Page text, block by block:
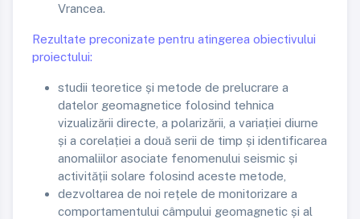
Vrancea.
Rezultate preconizate pentru atingerea obiectivului
proiectului:
studii teoretice și metode de prelucrare a
datelor geomagnetice folosind tehnica
vizualizării directe, a polarizării, a variației diurne
și a corelației a două serii de timp și identificarea
anomaliilor asociate fenomenului seismic și
activității solare folosind aceste metode,
dezvoltarea de noi rețele de monitorizare a
comportamentului câmpului geomagnetic și al